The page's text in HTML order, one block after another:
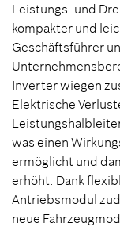
Leistungs- und
kompakter und
Geschäftsführer
Inverter wiegen
Elektrische
was einen
ermöglicht und
erhöht. Dank
Antriebsmodul
neue